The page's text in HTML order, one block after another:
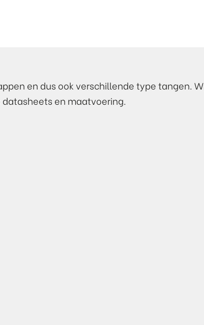
en dus ook verschillende type tangen.
en maatvoering.